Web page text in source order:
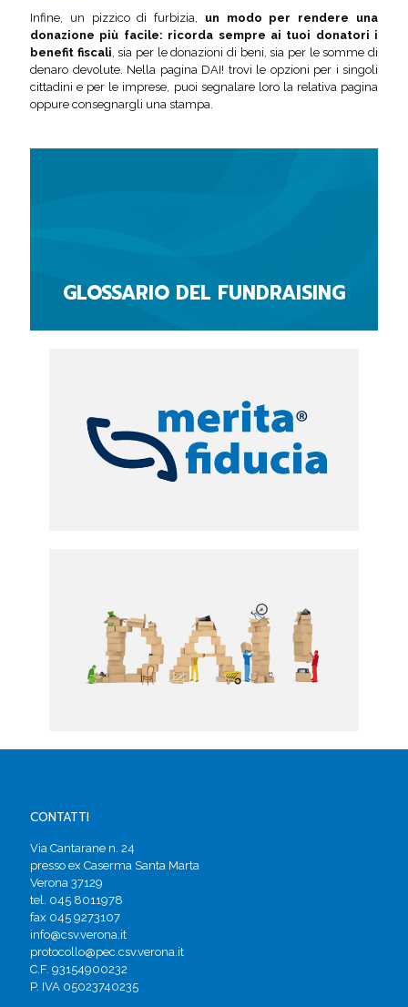
Infine, un pizzico di furbizia, un modo per rendere una
donazione più facile: ricorda sempre ai tuoi donatori i
benefit fiscali, sia per le donazioni di beni, sia per le somme di
denaro devolute. Nella pagina DAI! trovi le opzioni per i singoli
cittadini e per le imprese, puoi segnalare loro la relativa pagina
oppure consegnargli una stampa.
GLOSSARIO DEL FUNDRAISING
CONTATTI
Via Cantarane n. 24
presso ex Caserma Santa Marta
Verona 37129
tel. 045 8011978
fax 045 9273107
info@csv.verona.it
protocollo@pec.csv.verona.it
C.F. 93154900232
P. IVA 05023740235